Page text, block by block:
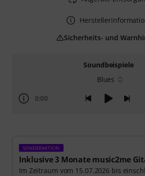
Soundbeispiele
Blues
0:00
SONDERAKTION
Inklusive 3 Monate music2me
Im Zeitraum vom 15.07.2026 bis
Sicherheits- und